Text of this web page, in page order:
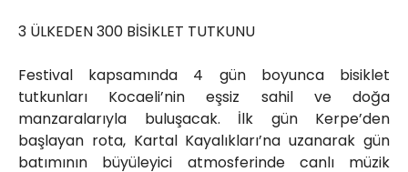
3 ÜLKEDEN 300 BİSİKLET TUTKUNU
Festival kapsamında 4 gün boyunca bisiklet
tutkunları Kocaeli’nin eşsiz sahil ve doğa
manzaralarıyla buluşacak. İlk gün Kerpe’den
başlayan rota, Kartal Kayalıkları’na uzanarak gün
batımının büyüleyici atmosferinde canlı müzik